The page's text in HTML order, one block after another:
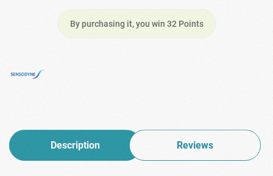
By purchasing it, you win 32 Points
Description Reviews